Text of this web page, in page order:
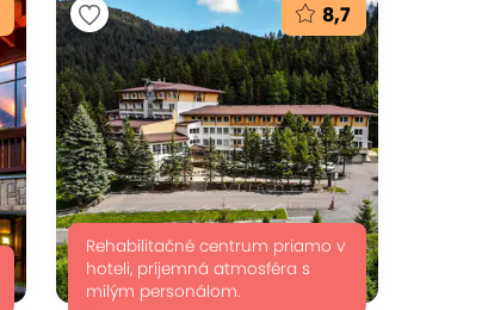
8,7
Rehabilitačné centrum priamo v
hoteli, príjemná atmosféra s
milým personálom.